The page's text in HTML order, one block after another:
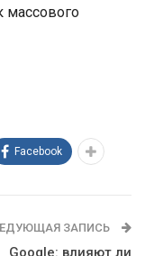
массового
Facebook
ЗАПИСЬ
Google: влияют ли